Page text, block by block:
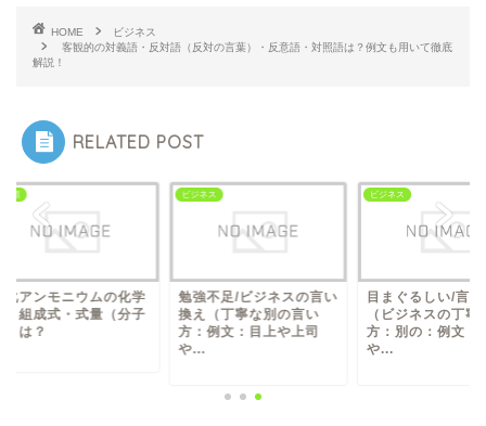
HOME
ビジネス
客観的の対義語・反対語（反対の言葉）・反意語・対照語は？例文も用いて徹底
解説！
RELATED POST
アンモニウムの化学
組成式・式量（分子
は？
ビジネス
勉強不足/ビジネスの言い
換え（丁寧な別の言い
方：例文：目上や上司
や...
ビジネス
目まぐるしい/言い
（ビジネスの丁寧な
方：別の：例文：目
や...